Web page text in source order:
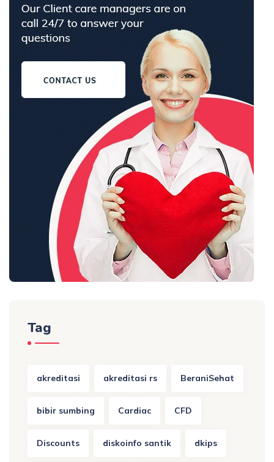
Tag
akreditasi akreditasi rs BeraniSehat
bibir sumbing Cardiac CFD
Discounts diskoinfo santik dkips